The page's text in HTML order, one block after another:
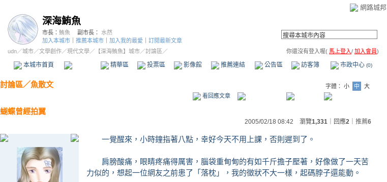
網路城邦
深海鮪魚
市長： 鮪魚 副市長：
水然
加入本城市
推薦本城市 加入我的最愛
訂閱最新文章
udn／城市／文學創作／現代文學／ 【深海鮪魚】城市／討論區／ 你還沒有登入喔( 馬上登入/ 加入會員)
本城市首頁 精華區 投票區 影像館 推薦連結 公告區 訪客簿 市政中心 (0)
討論區／魚散文 字體： 小 中
大
看回應文章
蝴蝶曾經拍翼
2005/02/18 08:42 瀏覽1,331 ｜回應2 推薦6
一覺醒來，小時鐘指著八點，幸好今天不用上課，否則遲到了。
肩膀酸痛，眼睛疼痛得厲害，腦袋重甸甸的有如千斤擔子壓著，好像做了一天苦
力似的，想起一位網友之前患了「落枕」，我的徵狀不大一樣，起碼脖子還能動。